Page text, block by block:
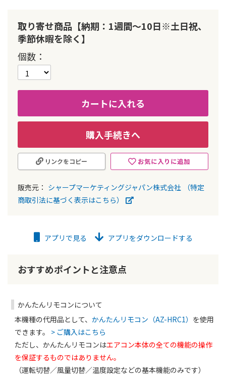
取り寄せ商品【納期：1週間～10日※土日祝、
季節休暇を除く】
個数
カートに入れる
購入手続きへ
お気に入りに追加
リンクをコピー
販売元： シャープマーケティングジャパン株式会社
（特定
商取引法に基づく表示はこちら）
動
す
る
アプリで見る アプリをダウンロードする
おすすめポイントと注意点
かんたんリモコンについて
本機種の代用品として、 かんたんリモコン（AZ-HRC1） を使用
できます。 > ご購入はこちら
ただし、かんたんリモコンはエアコン本体の全ての機能の操作
を保証するものではありません。
（運転切替／風量切替／温度設定などの基本機能のみです）